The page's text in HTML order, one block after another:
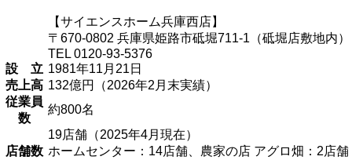
【サイエンスホーム兵庫西店】
〒670-0802 兵庫県姫路市砥堀711-1（砥堀店敷地内）
TEL 0120-93-5376
設 立 1981年11月21日
売上高 132億円（2026年2月末実績）
従業員
数
約800名
店舗数
19店舗（2025年4月現在）
ホームセンター：14店舗、農家の店 アグロ畑：2店舗